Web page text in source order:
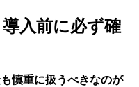
入前に必ず確
慎重に扱うべきなのが